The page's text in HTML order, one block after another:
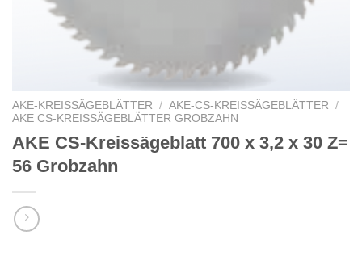
AKE-KREISSÄGEBLÄTTER / AKE-CS-KREISSÄGEBLÄTTER
/
AKE CS-KREISSÄGEBLÄTTER GROBZAHN
AKE CS-Kreissägeblatt 700 x 3,2 x 30 Z=
56 Grobzahn